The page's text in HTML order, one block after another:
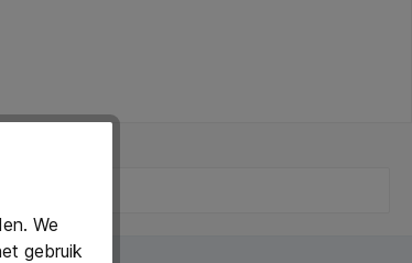
op. Specificaties: - Afmeting: 120x150 cm
We
gebruik